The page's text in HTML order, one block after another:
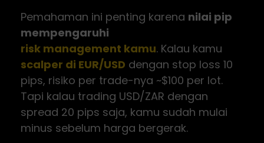
Pemahaman ini penting karena nilai pip
mempengaruhi
risk management kamu. Kalau kamu
scalper di EUR/USD dengan stop loss 10
pips, risiko per trade-nya ~$100 per lot.
Tapi kalau trading USD/ZAR dengan
spread 20 pips saja, kamu sudah mulai
minus sebelum harga bergerak.